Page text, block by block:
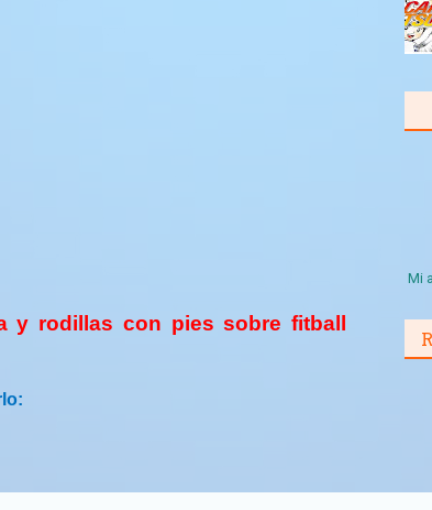
y rodillas con pies sobre fitball
core.
Mi